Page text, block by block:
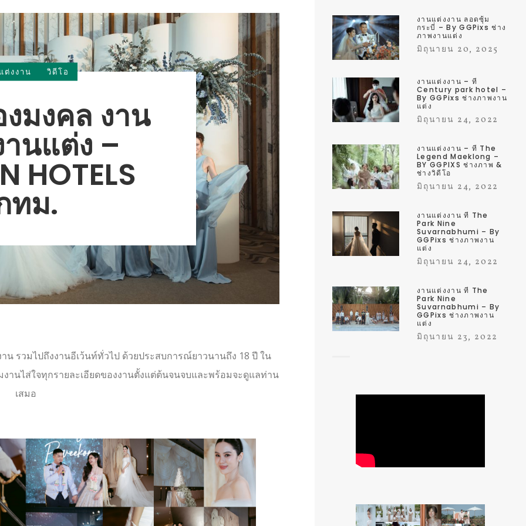
ต่งงาน วิดีโอ
มงคล งาน
านแต่ง –
HOTELS
ทม.
น รวมไปถึงงานอีเว้นท์ทั่วไป ด้วยประสบการณ์ยาวนานถึง 18 ปี ใน
นไส่ใจทุกรายละเอียดของงานตั้งแต่ต้นจนจบและพร้อมจะดูแลท่าน
เสมอ
งานแต่งงาน ลอดซุ้ม
กระบี่ – By GGPixs ช่าง
ภาพงานแต่ง
มิถุนายน 20, 2025
งานแต่งงาน – ที่
Century park hotel –
By GGPixs ช่างภาพงาน
แต่ง
มิถุนายน 24, 2022
งานแต่งงาน – ที่ The
Legend Maeklong –
BY GGPIXS ช่างภาพ &
ช่างวิดีโอ
มิถุนายน 24, 2022
งานแต่งงาน ที่ The
Park Nine
Suvarnabhumi – By
GGPixs ช่างภาพงาน
แต่ง
มิถุนายน 24, 2022
งานแต่งงาน ที่ The
Park Nine
Suvarnabhumi – By
GGPixs ช่างภาพงาน
แต่ง
มิถุนายน 23, 2022